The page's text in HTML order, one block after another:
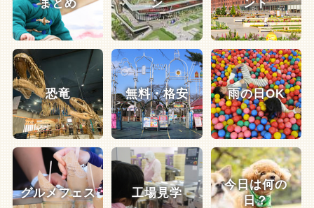
まとめ
ン
ント
恐竜 無料・格安 雨の日OK
グルメフェス 工場見学
今日は何の
日？